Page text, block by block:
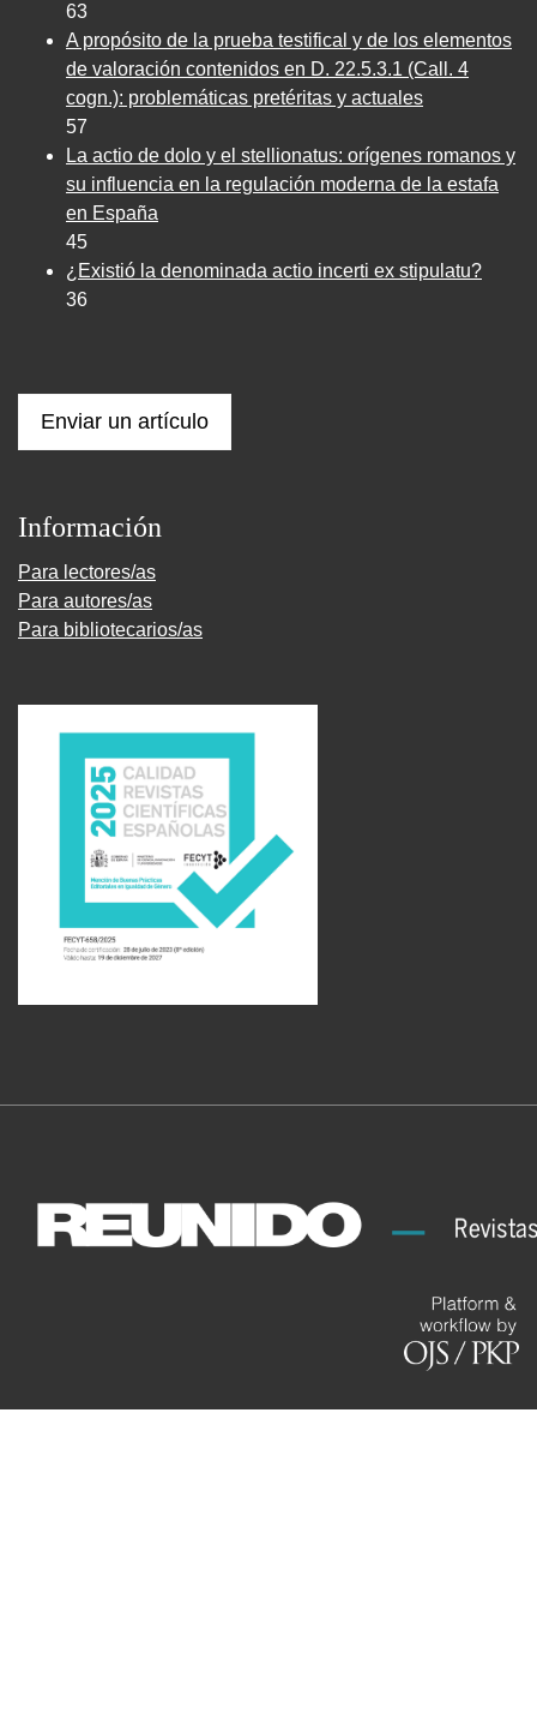
63
A propósito de la prueba testifical y de los elementos
de valoración contenidos en D. 22.5.3.1 (Call. 4
cogn.): problemáticas pretéritas y actuales
57
La actio de dolo y el stellionatus: orígenes romanos y
su influencia en la regulación moderna de la estafa
en España
45
¿Existió la denominada actio incerti ex stipulatu?
36
Enviar un artículo
Información
Para lectores/as
Para autores/as
Para bibliotecarios/as